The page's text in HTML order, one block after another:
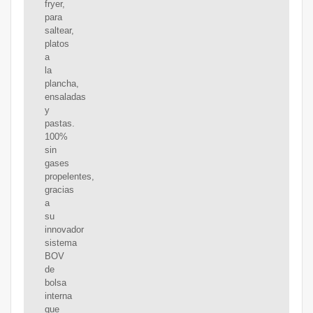
fryer,
para
saltear,
platos
a
la
plancha,
ensaladas
y
pastas.
100%
sin
gases
propelentes,
gracias
a
su
innovador
sistema
BOV
de
bolsa
interna
que